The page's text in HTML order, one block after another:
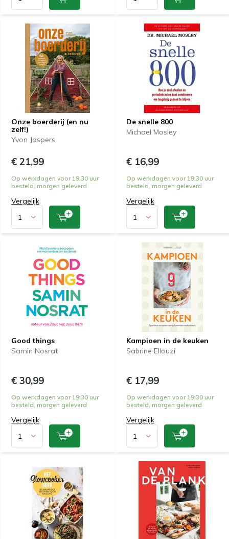
Onze boerderij (en nu
zelf!)
Yvon Jaspers
€ 21,99
Op werkdagen voor 19:30 uur
besteld, morgen geleverd
Vergelijk
De snelle 800
Michael Mosley
€ 16,99
Op werkdagen voor 19:30 uur
besteld, morgen geleverd
Vergelijk
Good things
Samin Nosrat
€ 30,99
Op werkdagen voor 19:30 uur
besteld, morgen geleverd
Vergelijk
Kampioen in de keuken
Sabrine Ellouzi
€ 17,99
Op werkdagen voor 19:30 uur
besteld, morgen geleverd
Vergelijk